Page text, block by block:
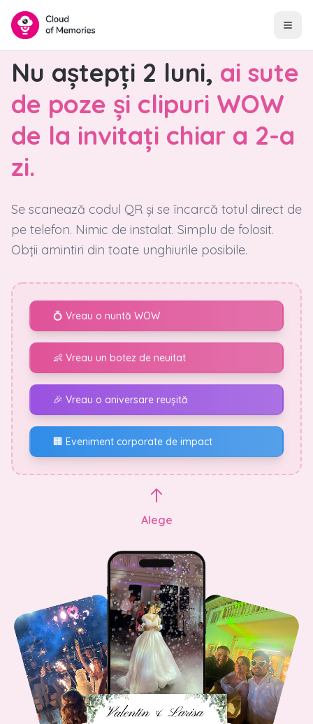
Nu aștepți 2 luni, ai sute
de poze și clipuri WOW
de la invitați chiar a 2-a
zi.
Se scanează codul QR și se încarcă totul direct de
pe telefon. Nimic de instalat. Simplu de folosit.
Obții amintiri din toate unghiurile posibile.
💍 Vreau o nuntă WOW
👶 Vreau un botez de neuitat
🎉 Vreau o aniversare reușită
🏢 Eveniment corporate de impact
Alege